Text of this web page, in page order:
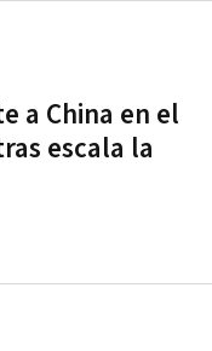
a China en el
escala la